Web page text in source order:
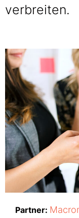
verbreiten.
Partner: